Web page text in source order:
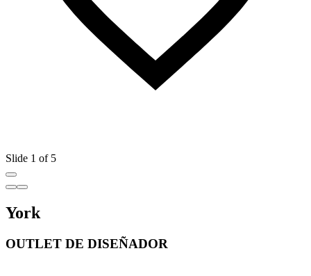
Slide 1 of 5
York
OUTLET DE DISEÑADOR